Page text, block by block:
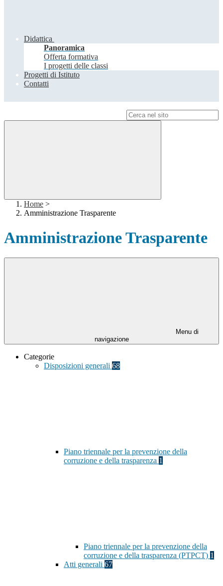
Didattica
Panoramica
Offerta formativa
I progetti delle classi
Progetti di Istituto
Contatti
Home >
Amministrazione Trasparente
Amministrazione Trasparente
Menu di
navigazione
Categorie
Disposizioni generali 68
Piano triennale per la prevenzione della
corruzione e della trasparenza 1
Piano triennale per la prevenzione della
corruzione e della trasparenza (PTPCT) 1
Atti generali 67